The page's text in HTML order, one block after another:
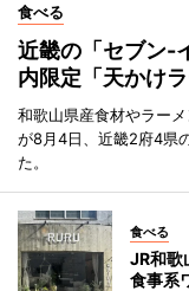
食べる
近畿の「セブン-
内限定「天かけ
和歌山県産食材やラー
が8月4日、近畿2府4県
た。
食べる
JR和歌
食事系